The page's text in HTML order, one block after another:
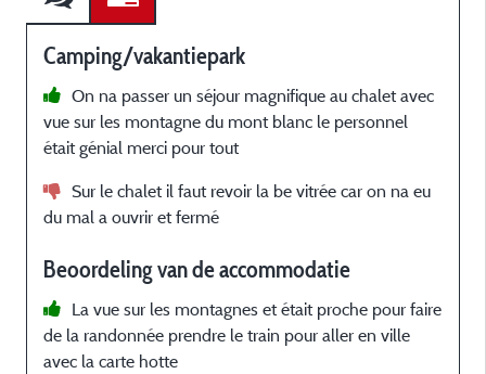
Camping/vakantiepark
On na passer un séjour magnifique au chalet avec
vue sur les montagne du mont blanc le personnel
était génial merci pour tout
Sur le chalet il faut revoir la be vitrée car on na eu
du mal a ouvrir et fermé
Beoordeling van de accommodatie
La vue sur les montagnes et était proche pour faire
de la randonnée prendre le train pour aller en ville
avec la carte hotte